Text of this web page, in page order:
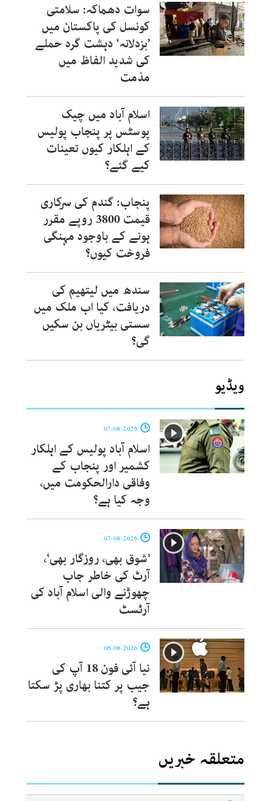
سوات دھماکہ: سلامتی
کونسل کی پاکستان میں
’بزدلانہ‘ دہشت گرد حملے
کی شدید الفاظ میں
مذمت
اسلام آباد میں چیک
پوسٹس پر پنجاب پولیس
کے اہلکار کیوں تعینات
کیے گئے؟
پنجاب: گندم کی سرکاری
قیمت 3800 روپے مقرر
ہونے کے باوجود مہنگی
فروخت کیوں؟
سندھ میں لیتھیم کی
دریافت، کیا اب ملک میں
سستی بیٹریاں بن سکیں
گی؟
ویڈیو
اسلام آباد پولیس کے اہلکار
کشمیر اور پنجاب کے
وفاقی دارالحکومت میں،
وجہ کیا ہے؟
’شوق بھی، روزگار بھی‘،
آرٹ کی خاطر جاب
چھوڑنے والی اسلام آباد کی
آرٹسٹ
نیا آئی فون 18 آپ کی
جیب پر کتنا بھاری پڑ سکتا
ہے؟
متعلقہ خبریں